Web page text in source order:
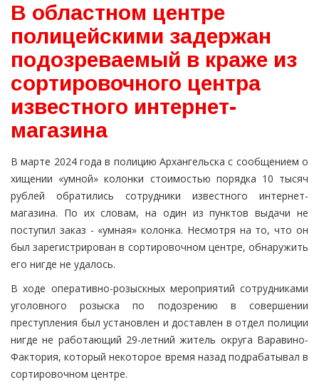
В областном центре
полицейскими задержан
подозреваемый в краже из
сортировочного центра
известного интернет-
магазина
В марте 2024 года в полицию Архангельска с сообщением о
хищении «умной» колонки стоимостью порядка 10 тысяч
рублей обратились сотрудники известного интернет-
магазина. По их словам, на один из пунктов выдачи не
поступил заказ - «умная» колонка. Несмотря на то, что он
был зарегистрирован в сортировочном центре, обнаружить
его нигде не удалось.
В ходе оперативно-розыскных мероприятий сотрудниками
уголовного розыска по подозрению в совершении
преступления был установлен и доставлен в отдел полиции
нигде не работающий 29-летний житель округа Варавино-
Фактория, который некоторое время назад подрабатывал в
сортировочном центре.